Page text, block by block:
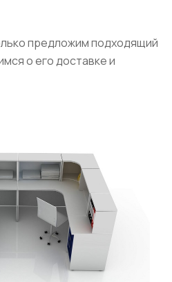
предложим подходящий
о его доставке и